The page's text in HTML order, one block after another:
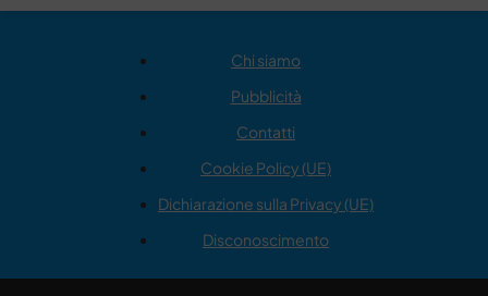
Chi siamo
Pubblicità
Contatti
Cookie Policy (UE)
Dichiarazione sulla Privacy (UE)
Disconoscimento